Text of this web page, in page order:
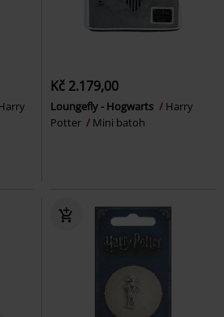
Kč 2.179,00
Loungefly - Hogwarts
Harry
Potter
Mini batoh